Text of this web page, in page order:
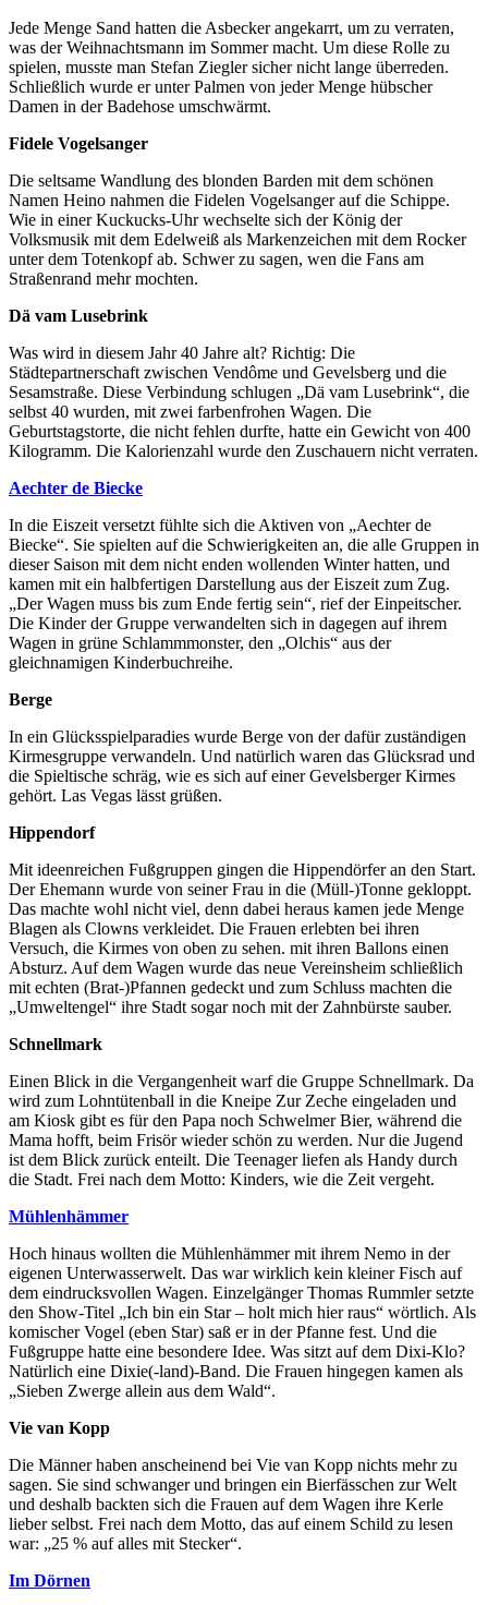
Jede Menge Sand hatten die Asbecker angekarrt, um zu verraten,
was der Weihnachtsmann im Sommer macht. Um diese Rolle zu
spielen, musste man Stefan Ziegler sicher nicht lange überreden.
Schließlich wurde er unter Palmen von jeder Menge hübscher
Damen in der Badehose umschwärmt.
Fidele Vogelsanger
Die seltsame Wandlung des blonden Barden mit dem schönen
Namen Heino nahmen die Fidelen Vogelsanger auf die Schippe.
Wie in einer Kuckucks-Uhr wechselte sich der König der
Volksmusik mit dem Edelweiß als Markenzeichen mit dem Rocker
unter dem Totenkopf ab. Schwer zu sagen, wen die Fans am
Straßenrand mehr mochten.
Dä vam Lusebrink
Was wird in diesem Jahr 40 Jahre alt? Richtig: Die
Städtepartnerschaft zwischen Vendôme und Gevelsberg und die
Sesamstraße. Diese Verbindung schlugen „Dä vam Lusebrink“, die
selbst 40 wurden, mit zwei farbenfrohen Wagen. Die
Geburtstagstorte, die nicht fehlen durfte, hatte ein Gewicht von 400
Kilogramm. Die Kalorienzahl wurde den Zuschauern nicht verraten.
Aechter de Biecke
In die Eiszeit versetzt fühlte sich die Aktiven von „Aechter de
Biecke“. Sie spielten auf die Schwierigkeiten an, die alle Gruppen in
dieser Saison mit dem nicht enden wollenden Winter hatten, und
kamen mit ein halbfertigen Darstellung aus der Eiszeit zum Zug.
„Der Wagen muss bis zum Ende fertig sein“, rief der Einpeitscher.
Die Kinder der Gruppe verwandelten sich in dagegen auf ihrem
Wagen in grüne Schlammmonster, den „Olchis“ aus der
gleichnamigen Kinderbuchreihe.
Berge
In ein Glücksspielparadies wurde Berge von der dafür zuständigen
Kirmesgruppe verwandeln. Und natürlich waren das Glücksrad und
die Spieltische schräg, wie es sich auf einer Gevelsberger Kirmes
gehört. Las Vegas lässt grüßen.
Hippendorf
Mit ideenreichen Fußgruppen gingen die Hippendörfer an den Start.
Der Ehemann wurde von seiner Frau in die (Müll-)Tonne gekloppt.
Das machte wohl nicht viel, denn dabei heraus kamen jede Menge
Blagen als Clowns verkleidet. Die Frauen erlebten bei ihren
Versuch, die Kirmes von oben zu sehen. mit ihren Ballons einen
Absturz. Auf dem Wagen wurde das neue Vereinsheim schließlich
mit echten (Brat-)Pfannen gedeckt und zum Schluss machten die
„Umweltengel“ ihre Stadt sogar noch mit der Zahnbürste sauber.
Schnellmark
Einen Blick in die Vergangenheit warf die Gruppe Schnellmark. Da
wird zum Lohntütenball in die Kneipe Zur Zeche eingeladen und
am Kiosk gibt es für den Papa noch Schwelmer Bier, während die
Mama hofft, beim Frisör wieder schön zu werden. Nur die Jugend
ist dem Blick zurück enteilt. Die Teenager liefen als Handy durch
die Stadt. Frei nach dem Motto: Kinders, wie die Zeit vergeht.
Mühlenhämmer
Hoch hinaus wollten die Mühlenhämmer mit ihrem Nemo in der
eigenen Unterwasserwelt. Das war wirklich kein kleiner Fisch auf
dem eindrucksvollen Wagen. Einzelgänger Thomas Rummler setzte
den Show-Titel „Ich bin ein Star – holt mich hier raus“ wörtlich. Als
komischer Vogel (eben Star) saß er in der Pfanne fest. Und die
Fußgruppe hatte eine besondere Idee. Was sitzt auf dem Dixi-Klo?
Natürlich eine Dixie(-land)-Band. Die Frauen hingegen kamen als
„Sieben Zwerge allein aus dem Wald“.
Vie van Kopp
Die Männer haben anscheinend bei Vie van Kopp nichts mehr zu
sagen. Sie sind schwanger und bringen ein Bierfässchen zur Welt
und deshalb backten sich die Frauen auf dem Wagen ihre Kerle
lieber selbst. Frei nach dem Motto, das auf einem Schild zu lesen
war: „25 % auf alles mit Stecker“.
Im Dörnen